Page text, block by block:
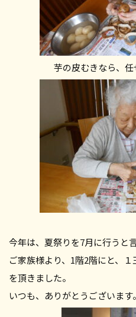
芋の皮むきなら、
今年は、夏祭りを7月に行うと
ご家族様より、1階2階にと、１
を頂きました。
いつも、ありがとうございます。